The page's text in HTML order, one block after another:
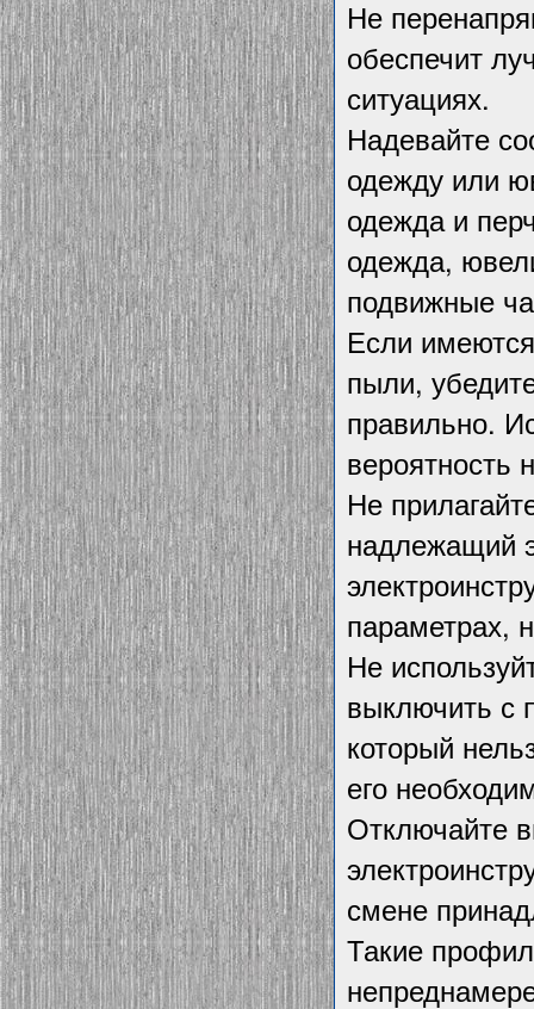
Не
обеспечит
ситуациях.
Надевайте
одежду или
одежда и
одежда,
подвижные
Если
пыли,
правильно.
вероятность
Не
надлежащий
параметрах,
Не
выключить с
который
его
Отключайте
смене
Такие